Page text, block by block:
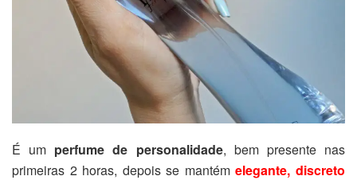
É um perfume de personalidade, bem presente nas
primeiras 2 horas, depois se mantémelegante, discreto